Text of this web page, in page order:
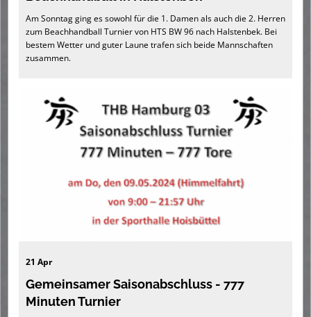
Hygienekonzept Hoisbüttel
Sponsoren
Am Sonntag ging es sowohl für die 1. Damen als auch die 2. Herren
zum Beachhandball Turnier von HTS BW 96 nach Halstenbek. Bei
bestem Wetter und guter Laune trafen sich beide Mannschaften
zusammen.
21 Apr
Gemeinsamer Saisonabschluss - 777
Minuten Turnier